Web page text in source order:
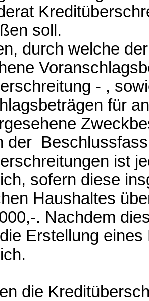
soll.
durch welche
- ,
für
der
ist
sofern diese
Haushaltes
. Nachdem
Erstellung
die